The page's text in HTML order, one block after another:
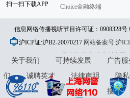
扫一扫下载APP
Choice金融终端
信息网络传播视听节目许可证：0908328号
913101046312860336 违法和不良信息
沪ICP证:沪B2-20070217 网站备案号:沪
31010402000120号版权所有:东方财富网
关于我们 可持续发展 广告服
们
诚聘英才 法律声明 隐
接